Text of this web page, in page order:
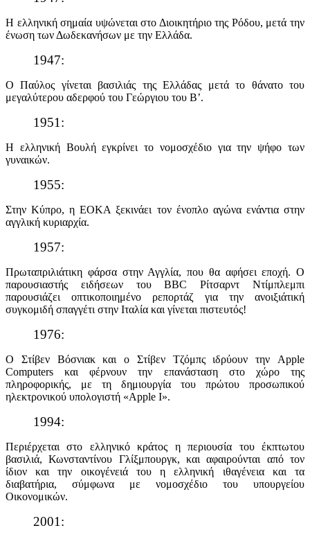
Η ελληνική σημαία υψώνεται στο Διοικητήριο της Ρόδου, μετά την
ένωση των Δωδεκανήσων με την Ελλάδα.
1947:
Ο Παύλος γίνεται βασιλιάς της Ελλάδας μετά το θάνατο του
μεγαλύτερου αδερφού του Γεώργιου του Β’.
1951:
Η ελληνική Βουλή εγκρίνει το νομοσχέδιο για την ψήφο των
γυναικών.
1955:
Στην Κύπρο, η ΕΟΚΑ ξεκινάει τον ένοπλο αγώνα ενάντια στην
αγγλική κυριαρχία.
1957:
Πρωταπριλιάτικη φάρσα στην Αγγλία, που θα αφήσει εποχή. Ο
παρουσιαστής ειδήσεων του BBC Ρίτσαρντ Ντίμπλεμπι
παρουσιάζει οπτικοποιημένο ρεπορτάζ για την ανοιξιάτική
συγκομιδή σπαγγέτι στην Ιταλία και γίνεται πιστευτός!
1976:
Ο Στίβεν Βόσνιακ και ο Στίβεν Τζόμπς ιδρύουν την Apple
Computers και φέρνουν την επανάσταση στο χώρο της
πληροφορικής, με τη δημιουργία τoυ πρώτου προσωπικού
ηλεκτρονικού υπολογιστή «Apple I».
1994:
Περιέρχεται στο ελληνικό κράτος η περιουσία του έκπτωτου
βασιλιά, Κωνσταντίνου Γλίξμπουργκ, και αφαιρούνται από τον
ίδιον και την οικογένειά του η ελληνική ιθαγένεια και τα
διαβατήρια, σύμφωνα με νομοσχέδιο του υπουργείου
Οικονομικών.
2001: